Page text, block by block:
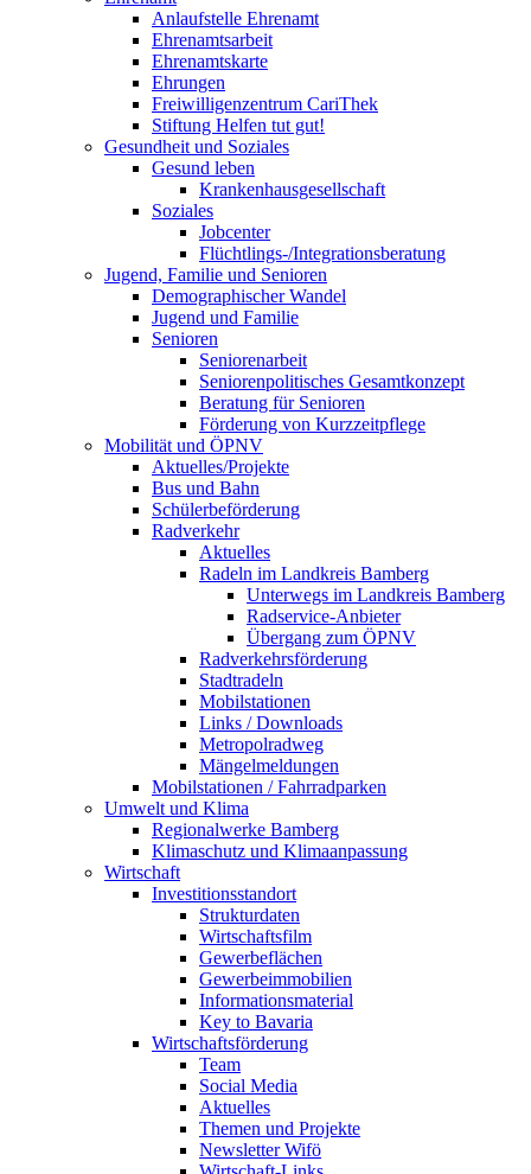
Anlaufstelle Ehrenamt
Ehrenamtsarbeit
Ehrenamtskarte
Ehrungen
Freiwilligenzentrum CariThek
Stiftung Helfen tut gut!
Gesundheit und Soziales
Gesund leben
Krankenhausgesellschaft
Soziales
Jobcenter
Flüchtlings-/Integrationsberatung
Jugend, Familie und Senioren
Demographischer Wandel
Jugend und Familie
Senioren
Seniorenarbeit
Seniorenpolitisches Gesamtkonzept
Beratung für Senioren
Förderung von Kurzzeitpflege
Mobilität und ÖPNV
Aktuelles/Projekte
Bus und Bahn
Schülerbeförderung
Radverkehr
Aktuelles
Radeln im Landkreis Bamberg
Unterwegs im Landkreis Bamberg
Radservice-Anbieter
Übergang zum ÖPNV
Radverkehrsförderung
Stadtradeln
Mobilstationen
Links / Downloads
Metropolradweg
Mängelmeldungen
Mobilstationen / Fahrradparken
Umwelt und Klima
Regionalwerke Bamberg
Klimaschutz und Klimaanpassung
Wirtschaft
Investitionsstandort
Strukturdaten
Wirtschaftsfilm
Gewerbeflächen
Gewerbeimmobilien
Informationsmaterial
Key to Bavaria
Wirtschaftsförderung
Team
Social Media
Aktuelles
Themen und Projekte
Newsletter Wifö